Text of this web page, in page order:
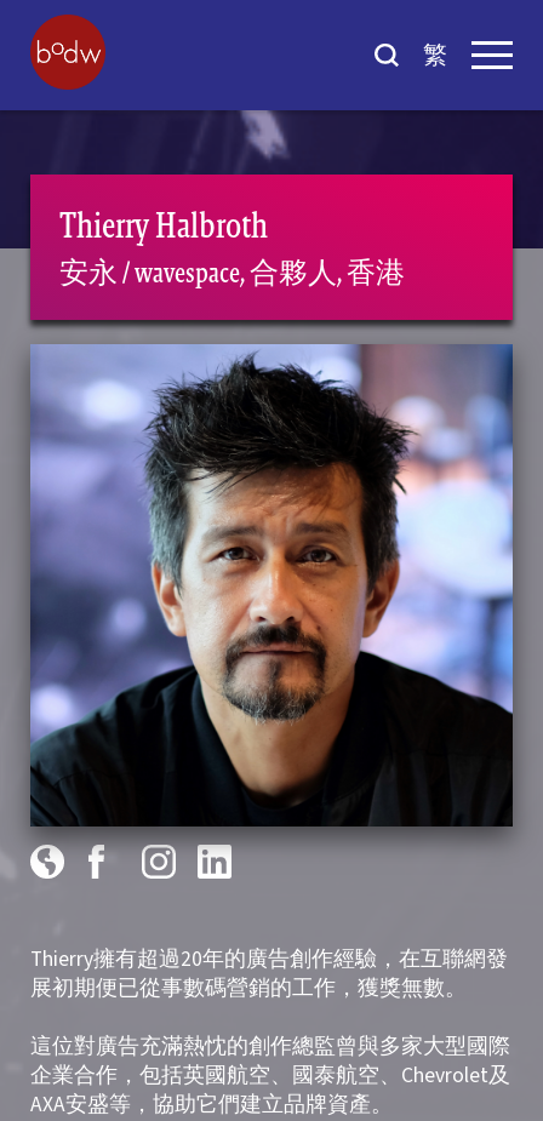
繁
Thierry擁有超過20年的廣告創作經驗，在互聯網發
展初期便已從事數碼營銷的工作，獲獎無數。
這位對廣告充滿熱忱的創作總監曾與多家大型國際
企業合作，包括英國航空、國泰航空、Chevrolet及
AXA安盛等，協助它們建立品牌資產。
Thierry Halbroth
安永 / wavespace, 合夥人, 香港